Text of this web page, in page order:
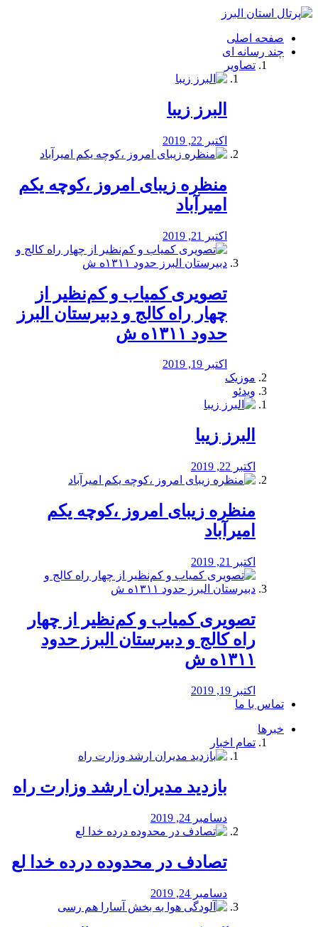
فصد
شرق
تهران
خشکشویی
صفحه اصلی
چند رسانه ای
تصاویر
البرز زیبا
اکتبر 22, 2019
منظره‌‌ زیبای امروز ،کوچه یکم
امیرآباد
اکتبر 21, 2019
️تصویری کمیاب و کم‌نظیر از
چهار راه كالج و دبيرستان البرز
حدود ۱۳۱۱ه ش
اکتبر 19, 2019
موزیک
ویدئو
البرز زیبا
اکتبر 22, 2019
منظره‌‌ زیبای امروز ،کوچه یکم
امیرآباد
اکتبر 21, 2019
️تصویری کمیاب و کم‌نظیر از چهار
راه كالج و دبيرستان البرز حدود
۱۳۱۱ه ش
اکتبر 19, 2019
تماس با ما
خبرها
تمام اخبار
بازدید مدیران ارشد وزارت راه
دسامبر 24, 2019
تصادف در محدوده درده خدا لع
دسامبر 24, 2019